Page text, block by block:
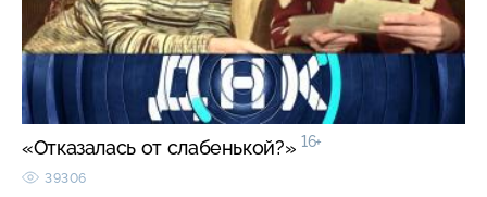
«Отказалась от слабенькой?» 16+
39306